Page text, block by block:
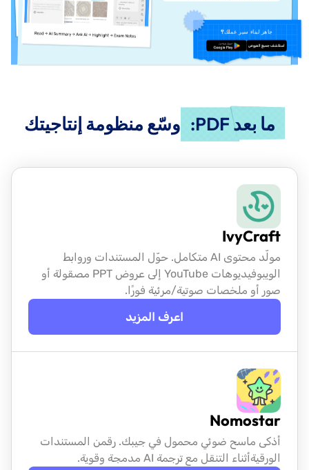
جاهز لبناء سير عملك؟
استكشف جميع العروض تنزيل مجاني
ما بعد PDF: وسّع منظومة إنتاجيتك
IvyCraft
مولّد محتوى AI متكامل. حوّل المستندات وروابط
الويب
وفيديوهات YouTube إلى عروض PPT مصقولة أو
صور أو ملخصات صوتية/مرئية فورًا.
اعرف المزيد
Nomostar
أذكى ماسح ضوئي محمول في جيبك. رقمن المستندات
الورقيةأثناء التنقل مع ترجمة AI مدمجة وقوية.